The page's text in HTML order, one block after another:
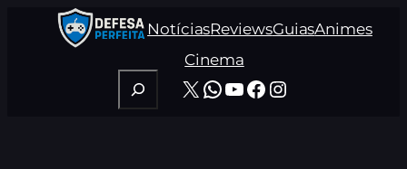
NotíciasReviewsGuiasAnimes
Cinema
Pesquisar
X WhatsApp
Youtube
Facebook
Instagram